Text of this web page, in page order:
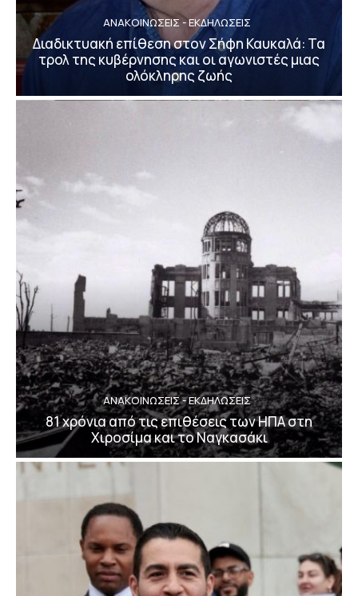
ΑΝΑΚΟΙΝΩΣΕΙΣ - ΕΚΔΗΛΩΣΕΙΣ
Διαδικτυακή επίθεση στον Σήφη Καυκαλά: Τα
τρολ της κυβέρνησης και οι αγωνιστές μιας
ολόκληρης ζωής
ΑΝΑΚΟΙΝΩΣΕΙΣ - ΕΚΔΗΛΩΣΕΙΣ
81 χρόνια από τις επιθέσεις των ΗΠΑ στη
Χιροσίμα και το Ναγκασάκι